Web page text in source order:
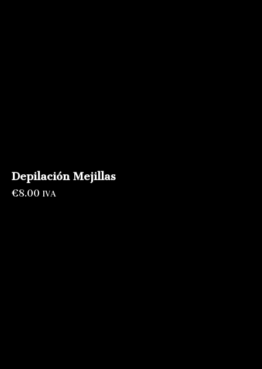
Depilación Mejillas
€8.00 IVA